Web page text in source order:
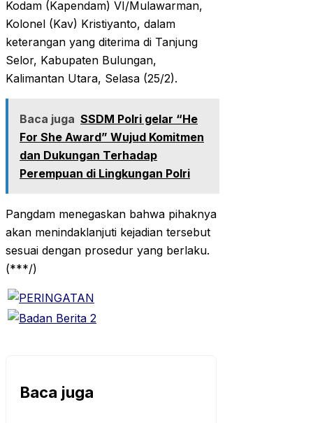
Kodam (Kapendam) VI/Mulawarman,
Kolonel (Kav) Kristiyanto, dalam
keterangan yang diterima di Tanjung
Selor, Kabupaten Bulungan,
Kalimantan Utara, Selasa (25/2).
Baca juga SSDM Polri gelar “He
For She Award” Wujud Komitmen
dan Dukungan Terhadap
Perempuan di Lingkungan Polri
Pangdam menegaskan bahwa pihaknya
akan menindaklanjuti kejadian tersebut
sesuai dengan prosedur yang berlaku.
(***/)
Baca juga